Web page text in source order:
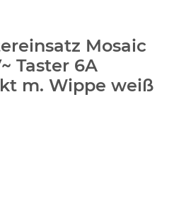
Mosaic
Taster 6A
m. Wippe weiß